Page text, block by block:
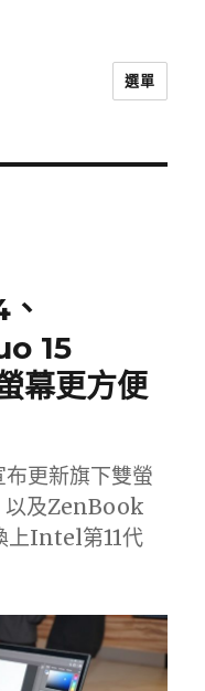
選單
15
幕更方便
布更新旗下雙螢
以及ZenBook
上Intel第11代